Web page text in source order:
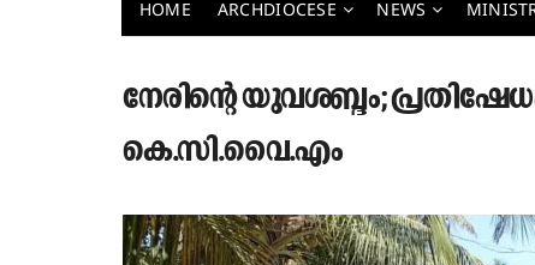
HOME ARCHDIOCESE NEWS
നേരിന്റെ യുവശബ്ദം;
കെ.സി.വൈ.എം